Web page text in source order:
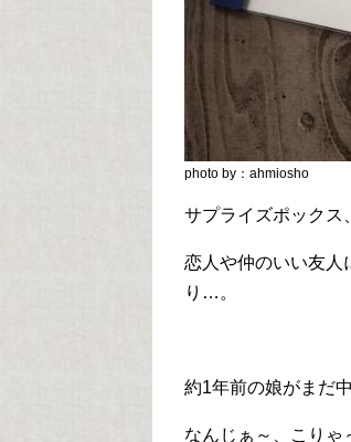
photo by：ahmiosho
サプライズポックス
恋人や仲のいい友人
り…。
約1年前の娘がまだ
なんじぁ～、こりゃ